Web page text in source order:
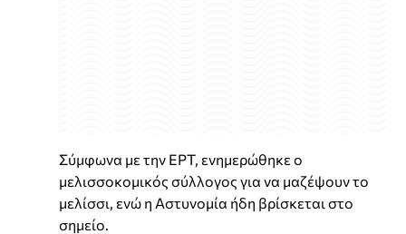
Σύμφωνα με την ΕΡΤ, ενημερώθηκε ο
μελισσοκομικός σύλλογος για να μαζέψουν το
μελίσσι, ενώ η Αστυνομία ήδη βρίσκεται στο
σημείο.